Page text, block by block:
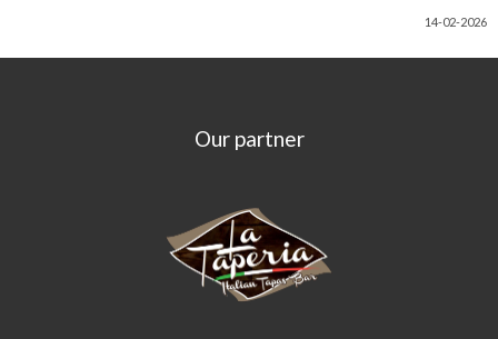
14-02-2026
Our partner